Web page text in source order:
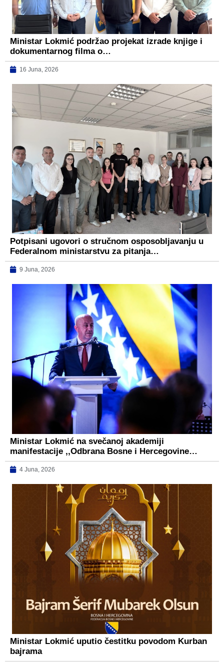
Ministar Lokmić podržao projekat izrade knjige i
dokumentarnog filma o…
16 Juna, 2026
Potpisani ugovori o stručnom osposobljavanju u
Federalnom ministarstvu za pitanja…
9 Juna, 2026
Ministar Lokmić na svečanoj akademiji
manifestacije ,,Odbrana Bosne i Hercegovine…
4 Juna, 2026
Ministar Lokmić uputio čestitku povodom Kurban
bajrama